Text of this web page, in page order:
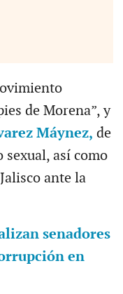
de Morena”, y
Máynez, de
sexual, así como
ante la
senadores
en